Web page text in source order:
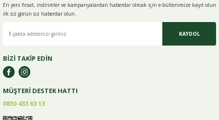
En yeni fırsat, indirimler ve kampanyalardan haberdar olmak için e-bültenimize kayıt olun
ilk siz görün siz haberdar olun.
KAYDOL
BİZİ TAKİP EDİN
MÜŞTERİ DESTEK HATTI
0850 433 63 13